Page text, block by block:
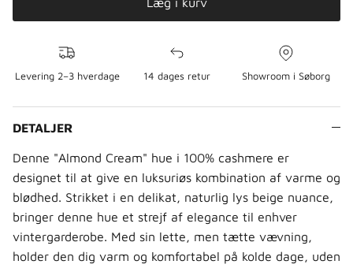
Levering 2–3 hverdage 14 dages retur Showroom i Søborg
DETALJER
Denne "Almond Cream" hue i 100% cashmere er
designet til at give en luksuriøs kombination af varme og
blødhed. Strikket i en delikat, naturlig lys beige nuance,
bringer denne hue et strejf af elegance til enhver
vintergarderobe. Med sin lette, men tætte vævning,
holder den dig varm og komfortabel på kolde dage, uden